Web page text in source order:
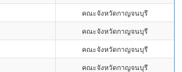
คณะจังหวัดกาญจนบุรี
คณะจังหวัดกาญจนบุรี
คณะจังหวัดกาญจนบุรี
คณะจังหวัดกาญจนบุรี